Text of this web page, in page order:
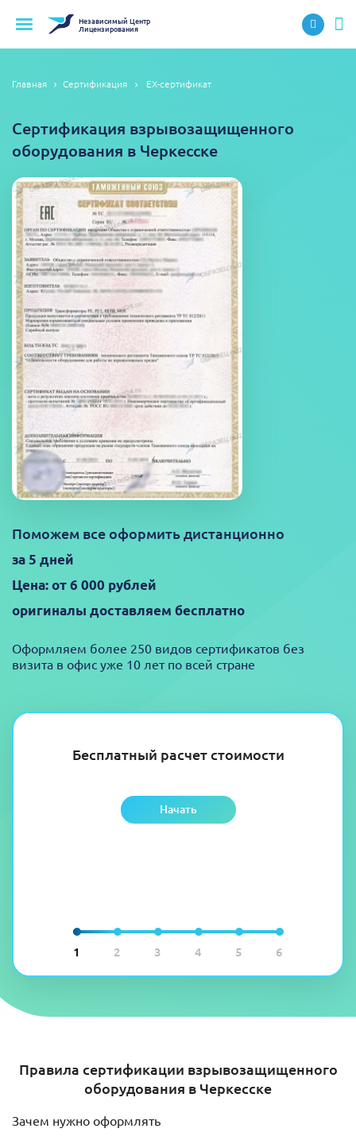
НезависимыйЦентр
Лицензирования
Главная Сертификация EX-сертификат
1 2 3 4 5 6
Бесплатный расчет стоимости
Начать
Сертификация взрывозащищенного
оборудования в Черкесске
Поможем все оформить дистанционно
за 5 дней
Цена: от 6 000 рублей
оригиналы доставляем бесплатно
Оформляем более 250 видов сертификатов без
визита в офис уже 10 лет по всей стране
Правила сертификации взрывозащищенного
оборудования в Черкесске
Зачем нужно оформлять